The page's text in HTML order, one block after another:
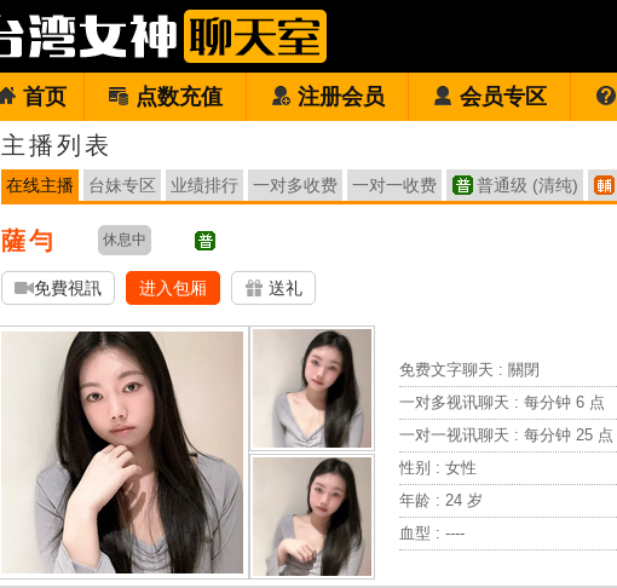
首页 点数充值 注册会员 会员专区
主播列表
在线主播 台妹专区 业绩排行 一对多收费 一对一收费 普通级 (清纯)
薩勻 休息中
免費視訊 进入包厢 送礼
免费文字聊天 : 關閉
一对多视讯聊天 : 每分钟 6 点
一对一视讯聊天 : 每分钟 25 点
性别 : 女性
年龄 : 24 岁
血型 : ----